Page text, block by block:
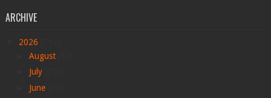
ARCHIVE
2026
August
July
June